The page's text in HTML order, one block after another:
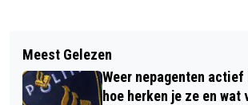
WORKSHOP ‘FIETS SLIM’ IN
KINDERACTIVITEIT: OP
DE DIERTJES IN DE REEST
Meest Gelezen
Weer nepagenten actief
hoe herken je ze en wat